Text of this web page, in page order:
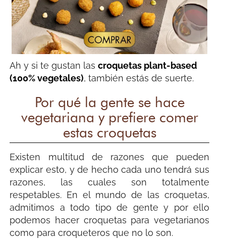
Ah y si te gustan lascroquetas plant-based
(100% vegetales), también estás de suerte.
Por qué la gente se hace
vegetariana y prefiere comer
estas croquetas
Existen multitud de razones que pueden
explicar esto, y de hecho cada uno tendrá sus
razones, las cuales son totalmente
respetables. En el mundo de las croquetas,
admitimos a todo tipo de gente y por ello
podemos hacer croquetas para vegetarianos
como para croqueteros que no lo son.